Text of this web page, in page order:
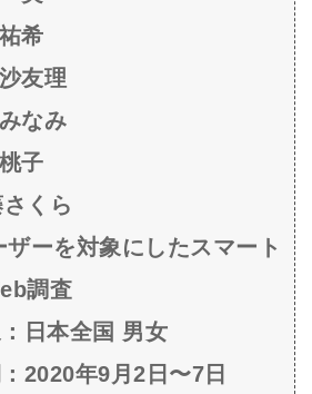
希
友理
なみ
子
くら
ザーを対象にしたスマート
調査
日本全国 男女
2020年9月2日〜7日